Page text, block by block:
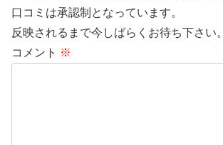
口コミは承認制となっています。
反映されるまで今しばらくお待ち下さい。
コメント ※